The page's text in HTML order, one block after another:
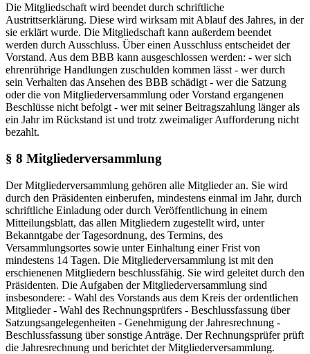
Die Mitgliedschaft wird beendet durch schriftliche
Austrittserklärung. Diese wird wirksam mit Ablauf des Jahres, in der
sie erklärt wurde. Die Mitgliedschaft kann außerdem beendet
werden durch Ausschluss. Über einen Ausschluss entscheidet der
Vorstand. Aus dem BBB kann ausgeschlossen werden: - wer sich
ehrenrührige Handlungen zuschulden kommen lässt - wer durch
sein Verhalten das Ansehen des BBB schädigt - wer die Satzung
oder die von Mitgliederversammlung oder Vorstand ergangenen
Beschlüsse nicht befolgt - wer mit seiner Beitragszahlung länger als
ein Jahr im Rückstand ist und trotz zweimaliger Aufforderung nicht
bezahlt.
§ 8 Mitgliederversammlung
Der Mitgliederversammlung gehören alle Mitglieder an. Sie wird
durch den Präsidenten einberufen, mindestens einmal im Jahr, durch
schriftliche Einladung oder durch Veröffentlichung in einem
Mitteilungsblatt, das allen Mitgliedern zugestellt wird, unter
Bekanntgabe der Tagesordnung, des Termins, des
Versammlungsortes sowie unter Einhaltung einer Frist von
mindestens 14 Tagen. Die Mitgliederversammlung ist mit den
erschienenen Mitgliedern beschlussfähig. Sie wird geleitet durch den
Präsidenten. Die Aufgaben der Mitgliederversammlung sind
insbesondere: - Wahl des Vorstands aus dem Kreis der ordentlichen
Mitglieder - Wahl des Rechnungsprüfers - Beschlussfassung über
Satzungsangelegenheiten - Genehmigung der Jahresrechnung -
Beschlussfassung über sonstige Anträge. Der Rechnungsprüfer prüft
die Jahresrechnung und berichtet der Mitgliederversammlung.